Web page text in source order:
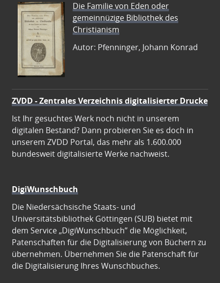
Die Familie von Eden oder
gemeinnüzige Bibliothek des
Christianism
Autor: Pfenninger, Johann Konrad
ZVDD - Zentrales Verzeichnis digitalisierter Drucke
Ist Ihr gesuchtes Werk noch nicht in unserem
digitalen Bestand? Dann probieren Sie es doch in
unserem ZVDD Portal, das mehr als 1.600.000
bundesweit digitalisierte Werke nachweist.
DigiWunschbuch
Die Niedersächsische Staats- und
Universitätsbibliothek Göttingen (SUB) bietet mit
dem Service „DigiWunschbuch” die Möglichkeit,
Patenschaften für die Digitalisierung von Büchern zu
übernehmen. Übernehmen Sie die Patenschaft für
die Digitalisierung Ihres Wunschbuches.